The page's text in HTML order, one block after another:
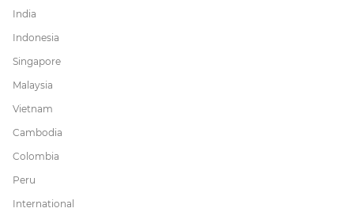
India
Indonesia
Singapore
Malaysia
Vietnam
Cambodia
Colombia
Peru
International